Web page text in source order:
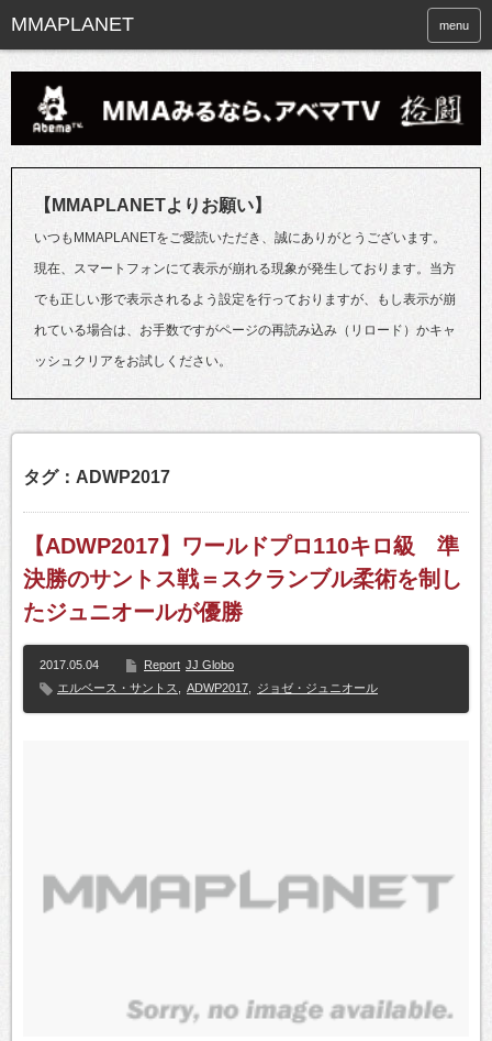
menu
【MMAPLANETよりお願い】
いつもMMAPLANETをご愛読いただき、誠にありがとうございます。
現在、スマートフォンにて表示が崩れる現象が発生しております。当方
でも正しい形で表示されるよう設定を行っておりますが、もし表示が崩
れている場合は、お手数ですがページの再読み込み（リロード）かキャ
ッシュクリアをお試しください。
タグ：ADWP2017
【ADWP2017】ワールドプロ110キロ級 準
決勝のサントス戦＝スクランブル柔術を制し
たジュニオールが優勝
2017.05.04 Report JJ Globo
エルベース・サントス
ADWP2017 ジョゼ・ジュニオール